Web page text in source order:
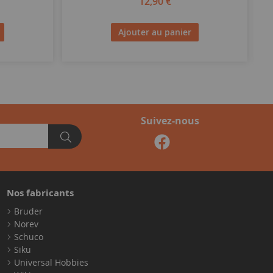
Ajouter au panier
Suivez-nous
Nos fabricants
Bruder
Norev
Schuco
Siku
Universal Hobbies